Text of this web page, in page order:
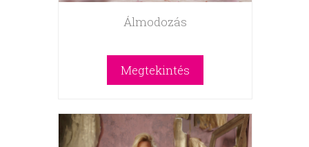
Álmodozás
Megtekintés